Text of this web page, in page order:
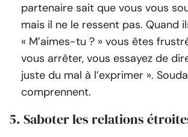
partenaire sait que vous vous
mais il ne le ressent pas. Quand
« M’aimes-tu ? » vous êtes
vous arrêter, vous essayez de dire
juste du mal à l’exprimer ».
comprennent.
5. Saboter les relations